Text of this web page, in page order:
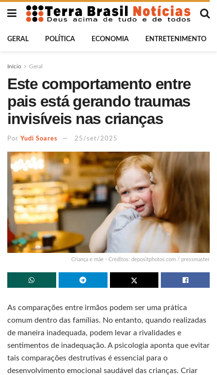
GERAL POLÍTICA ECONOMIA ENTRETENIMENTO
Início Geral
Este comportamento entre
pais está gerando traumas
invisíveis nas crianças
Por Yudi Soares 25/set/2025
Criança e mãe - Créditos: depositphotos.com / pressmaster
As comparações entre irmãos podem ser uma prática
comum dentro das famílias. No entanto, quando realizadas
de maneira inadequada, podem levar a rivalidades e
sentimentos de inadequação. A psicologia aponta que evitar
tais comparações destrutivas é essencial para o
desenvolvimento emocional saudável das crianças. Criar